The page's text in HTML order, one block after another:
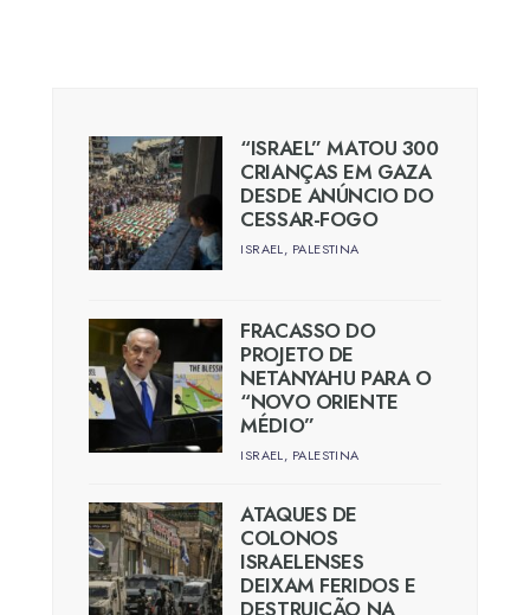
“ISRAEL” MATOU 300
CRIANÇAS EM GAZA
DESDE ANÚNCIO DO
CESSAR-FOGO
ISRAEL, PALESTINA
FRACASSO DO
PROJETO DE
NETANYAHU PARA O
“NOVO ORIENTE
MÉDIO”
ISRAEL, PALESTINA
ATAQUES DE
COLONOS
ISRAELENSES
DEIXAM FERIDOS E
DESTRUIÇÃO NA